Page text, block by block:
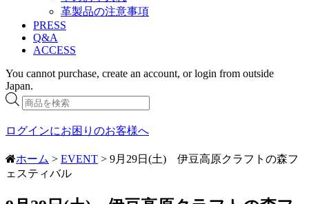
革製品の注意事項
PRESS
Q&A
ACCESS
You cannot purchase, create an account, or login from outside
Japan.
商
品
検
ログインにお困りのお客様へ
ホーム > EVENT > 9月29日(土) 伊豆高原クラフトの森フ
ェスティバル